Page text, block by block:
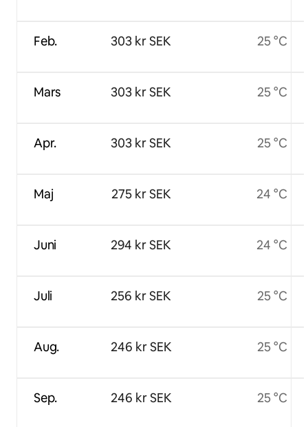
Feb.
Mars
Apr.
Maj
Juni
Juli
Aug.
Sep.
303 kr SEK
303 kr SEK
303 kr SEK
275 kr SEK
294 kr SEK
256 kr SEK
246 kr SEK
246 kr SEK
25 °C
25 °C
25 °C
24 °C
24 °C
25 °C
25 °C
25 °C